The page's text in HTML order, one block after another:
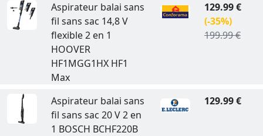
Aspirateur balai sans
fil sans sac 14,8 V
flexible 2 en 1
HOOVER
HF1MGG1HX HF1
Max
129.99 €
(-35%)
199.99 €
Aspirateur balai sans
fil sans sac 20 V 2 en
1 BOSCH BCHF220B
129.99 €